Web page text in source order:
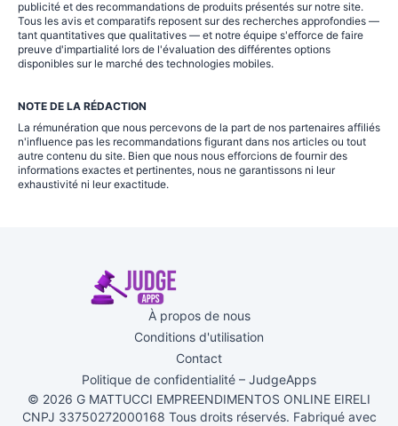
publicité et des recommandations de produits présentés sur notre site.
Tous les avis et comparatifs reposent sur des recherches approfondies —
tant quantitatives que qualitatives — et notre équipe s'efforce de faire
preuve d'impartialité lors de l'évaluation des différentes options
disponibles sur le marché des technologies mobiles.
NOTE DE LA RÉDACTION
La rémunération que nous percevons de la part de nos partenaires affiliés
n'influence pas les recommandations figurant dans nos articles ou tout
autre contenu du site. Bien que nous nous efforcions de fournir des
informations exactes et pertinentes, nous ne garantissons ni leur
exhaustivité ni leur exactitude.
À propos de nous
Conditions d'utilisation
Contact
Politique de confidentialité – JudgeApps
© 2026 G MATTUCCI EMPREENDIMENTOS ONLINE EIRELI
CNPJ 33750272000168 Tous droits réservés. Fabriqué avec